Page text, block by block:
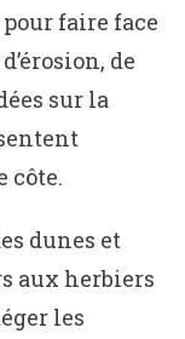
faire face
de
sur la
côte.
dunes et
aux herbiers
les